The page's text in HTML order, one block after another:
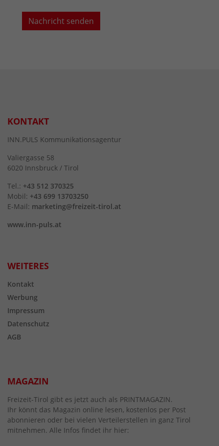
KONTAKT
INN.PULS Kommunikationsagentur
Valiergasse 58
6020 Innsbruck / Tirol
Tel.: +43 512 370325
Mobil: +43 699 13703250
E-Mail: marketing@freizeit-tirol.at
www.inn-puls.at
WEITERES
Kontakt
Werbung
Impressum
Datenschutz
AGB
MAGAZIN
Freizeit-Tirol gibt es jetzt auch als PRINTMAGAZIN.
Ihr könnt das Magazin online lesen, kostenlos per Post
abonnieren oder bei vielen Verteilerstellen in ganz Tirol
mitnehmen. Alle Infos findet ihr hier: